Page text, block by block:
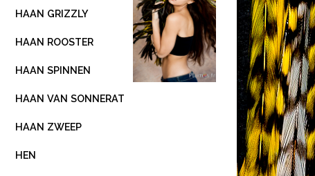
HAAN GRIZZLY
HAAN ROOSTER
HAAN SPINNEN
HAAN VAN SONNERAT
HAAN ZWEEP
HEN